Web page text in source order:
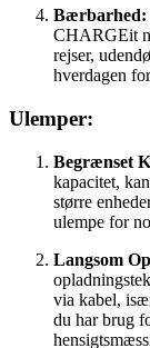
Bærbarhed:
CHARGEit
rejser,
hverdagen
Ulemper:
Begrænset
kapacitet,
større
ulempe for
Langsom
via kabel,
du har brug